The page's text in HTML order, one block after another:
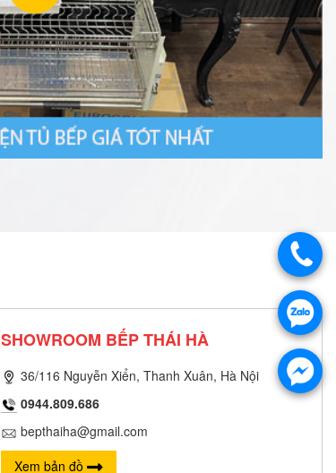
SHOWROOM BẾP THÁI HÀ
36/116 Nguyễn Xiển, Thanh Xuân, Hà Nội
0944.809.686
bepthaiha@gmail.com
Xem bản đồ